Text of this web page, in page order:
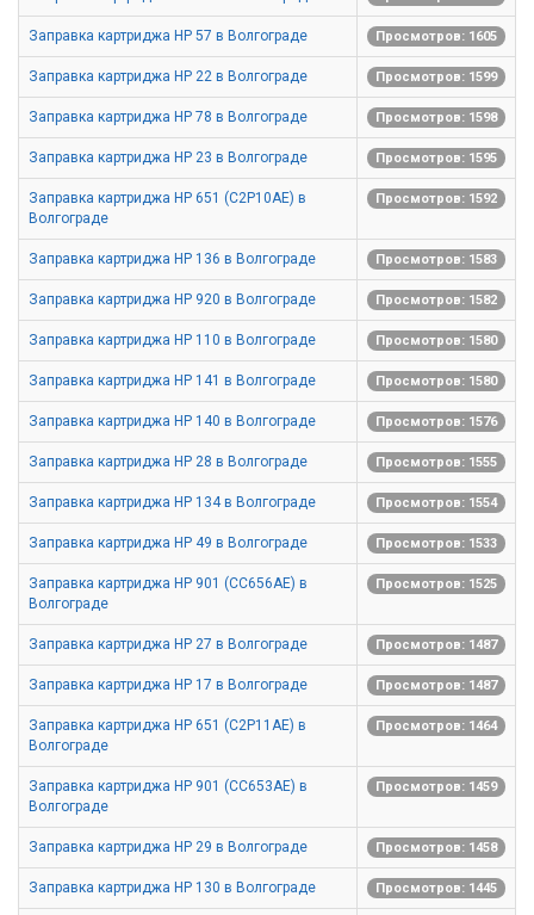
Заправка картриджа HP 57 в Волгограде Просмотров: 1605
Заправка картриджа HP 22 в Волгограде Просмотров: 1599
Заправка картриджа HP 78 в Волгограде Просмотров: 1598
Заправка картриджа HP 23 в Волгограде Просмотров: 1595
Заправка картриджа HP 651 (C2P10AE) в
Волгограде
Просмотров: 1592
Заправка картриджа HP 136 в Волгограде Просмотров: 1583
Заправка картриджа HP 920 в Волгограде Просмотров: 1582
Заправка картриджа HP 110 в Волгограде Просмотров: 1580
Заправка картриджа HP 141 в Волгограде Просмотров: 1580
Заправка картриджа HP 140 в Волгограде Просмотров: 1576
Заправка картриджа HP 28 в Волгограде Просмотров: 1555
Заправка картриджа HP 134 в Волгограде Просмотров: 1554
Заправка картриджа HP 49 в Волгограде Просмотров: 1533
Заправка картриджа HP 901 (CC656AE) в
Волгограде
Просмотров: 1525
Заправка картриджа HP 27 в Волгограде Просмотров: 1487
Заправка картриджа HP 17 в Волгограде Просмотров: 1487
Заправка картриджа HP 651 (C2P11AE) в
Волгограде
Просмотров: 1464
Заправка картриджа HP 901 (CC653AE) в
Волгограде
Просмотров: 1459
Заправка картриджа HP 29 в Волгограде Просмотров: 1458
Заправка картриджа HP 130 в Волгограде Просмотров: 1445